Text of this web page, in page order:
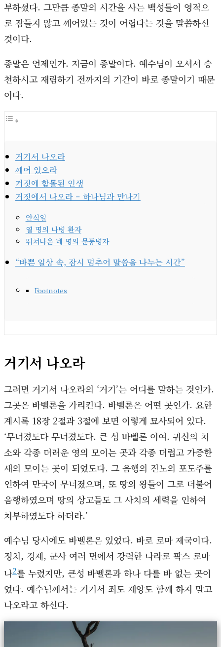
부하셨다. 그만큼 종말의 시간을 사는 백성들이 영적으
로 잠들지 않고 깨어있는 것이 어렵다는 것을 말씀하신
것이다.
종말은 언제인가. 지금이 종말이다. 예수님이 오셔서 승
천하시고 재림하기 전까지의 기간이 바로 종말이기 때문
이다.
거기서 나오라
깨어 있으라
거짓에 함몰된 인생
거짓에서 나오라 – 하나님과 만나기
안식일
열 명의 나병 환자
뛰쳐나온 네 명의 문둥병자
“바쁜 일상 속, 잠시 멈추어 말씀을 나누는 시간”
Footnotes
거기서 나오라
그러면 거기서 나오라의 ‘거기’는 어디를 말하는 것인가.
그곳은 바벨론을 가리킨다. 바벨론은 어떤 곳인가. 요한
계시록 18장 2절과 3절에 보면 이렇게 묘사되어 있다.
‘무너졌도다 무너졌도다. 큰 성 바벨론 이여. 귀신의 처
소와 각종 더러운 영의 모이는 곳과 각종 더럽고 가증한
새의 모이는 곳이 되었도다. 그 음행의 진노의 포도주를
인하여 만국이 무너졌으며, 또 땅의 왕들이 그로 더불어
음행하였으며 땅의 상고들도 그 사치의 세력을 인하여
치부하였도다 하더라.’
예수님 당시에도 바벨론은 있었다. 바로 로마 제국이다.
정치, 경제, 군사 여러 면에서 강력한 나라로 팍스 로마
나2를 누렸지만, 큰성 바벨론과 하나 다를 바 없는 곳이
었다. 예수님께서는 거기서 죄도 재앙도 함께 하지 말고
나오라고 하신다.